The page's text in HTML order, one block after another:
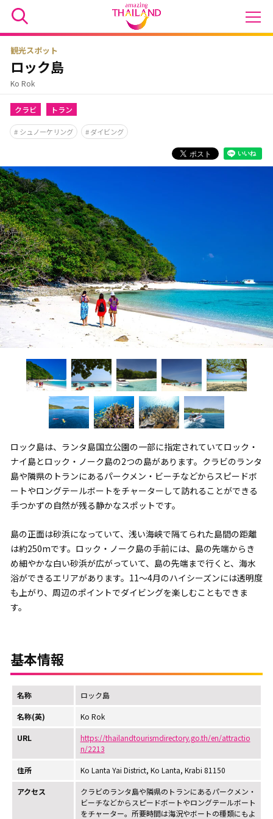
観光スポット
ロック島
Ko Rok
クラビ トラン
シュノーケリング ダイビング
ロック島は、ランタ島国立公園の一部に指定されていてロック・
ナイ島とロック・ノーク島の2つの島があります。クラビのランタ
島や隣県のトランにあるパークメン・ビーチなどからスピードボ
ートやロングテールボートをチャーターして訪れることができる
手つかずの自然が残る静かなスポットです。
島の正面は砂浜になっていて、浅い海峡で隔てられた島間の距離
は約250mです。ロック・ノーク島の手前には、島の先端からき
め細やかな白い砂浜が広がっていて、島の先端まで行くと、海水
浴ができるエリアがあります。11～4月のハイシーズンには透明度
も上がり、周辺のポイントでダイビングを楽しむこともできま
す。
基本情報
名称 ロック島
名称(英) Ko Rok
URL
https://thailandtourismdirectory.go.th/en/attractio
n/2213
住所 Ko Lanta Yai District, Ko Lanta, Krabi 81150
アクセス
クラビのランタ島や隣県のトランにあるパークメン・
ビーチなどからスピードボートやロングテールボート
をチャーター。所要時間は海況やボートの種類にもよ